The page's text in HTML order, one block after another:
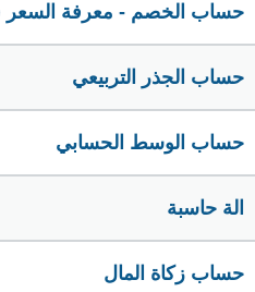
حساب الخصم - معرفة السعر
حساب الجذر التربيعي
حساب الوسط الحسابي
الة حاسبة
حساب زكاة المال